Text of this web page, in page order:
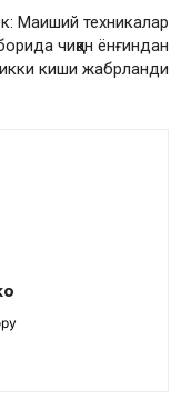
Маиший техникалар
чиққан ёнғиндан
икки киши жабрланди